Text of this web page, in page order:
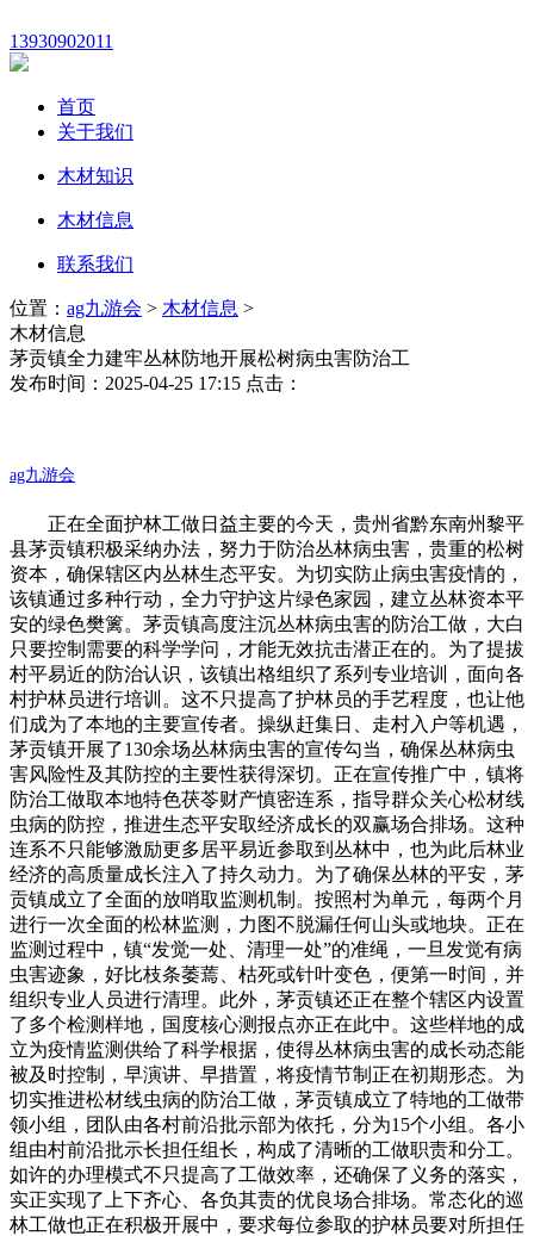
13930902011
首页
关于我们
木材知识
木材信息
联系我们
位置： ag九游会 > 木材信息 >
木材信息
茅贡镇全力建牢丛林防地开展松树病虫害防治工
发布时间：2025-04-25 17:15 点击：
ag九游会
正在全面护林工做日益主要的今天，贵州省黔东南州黎平
县茅贡镇积极采纳办法，努力于防治丛林病虫害，贵重的松树
资本，确保辖区内丛林生态平安。为切实防止病虫害疫情的，
该镇通过多种行动，全力守护这片绿色家园，建立丛林资本平
安的绿色樊篱。茅贡镇高度注沉丛林病虫害的防治工做，大白
只要控制需要的科学学问，才能无效抗击潜正在的。为了提拔
村平易近的防治认识，该镇出格组织了系列专业培训，面向各
村护林员进行培训。这不只提高了护林员的手艺程度，也让他
们成为了本地的主要宣传者。操纵赶集日、走村入户等机遇，
茅贡镇开展了130余场丛林病虫害的宣传勾当，确保丛林病虫
害风险性及其防控的主要性获得深切。正在宣传推广中，镇将
防治工做取本地特色茯苓财产慎密连系，指导群众关心松材线
虫病的防控，推进生态平安取经济成长的双赢场合排场。这种
连系不只能够激励更多居平易近参取到丛林中，也为此后林业
经济的高质量成长注入了持久动力。为了确保丛林的平安，茅
贡镇成立了全面的放哨取监测机制。按照村为单元，每两个月
进行一次全面的松林监测，力图不脱漏任何山头或地块。正在
监测过程中，镇“发觉一处、清理一处”的准绳，一旦发觉有病
虫害迹象，好比枝条萎蔫、枯死或针叶变色，便第一时间，并
组织专业人员进行清理。此外，茅贡镇还正在整个辖区内设置
了多个检测样地，国度核心测报点亦正在此中。这些样地的成
立为疫情监测供给了科学根据，使得丛林病虫害的成长动态能
被及时控制，早演讲、早措置，将疫情节制正在初期形态。为
切实推进松材线虫病的防治工做，茅贡镇成立了特地的工做带
领小组，团队由各村前沿批示部为依托，分为15个小组。各小
组由村前沿批示长担任组长，构成了清晰的工做职责和分工。
如许的办理模式不只提高了工做效率，还确保了义务的落实，
实正实现了上下齐心、各负其责的优良场合排场。常态化的巡
林工做也正在积极开展中，要求每位参取的护林员要对所担任